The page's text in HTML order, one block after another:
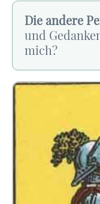
Die andere
und
mich?